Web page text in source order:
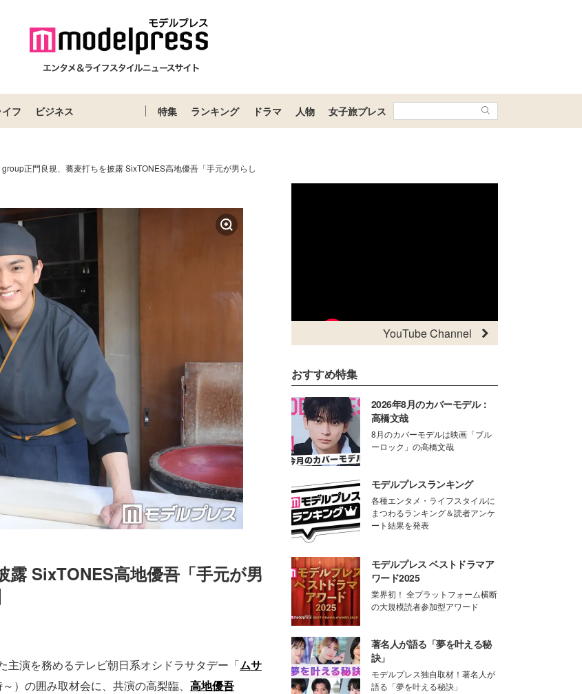
イフ ビジネス 特集 ランキング ドラマ 人物 女子旅プレス
group正門良規、蕎麦打ちを披露 SixTONES高地優吾「手元が男らし
SixTONES高地優吾「手元が男
主演を務めるテレビ朝日系オシドラサタデー「ムサ
）の囲み取材会に、共演の高梨臨、 高地優吾
YouTube Channel
おすすめ特集
2026年8月のカバーモデル：
高橋文哉
8月のカバーモデルは映画「ブル
ーロック」の高橋文哉
モデルプレスランキング
各種エンタメ・ライフスタイルに
まつわるランキング＆読者アンケ
ート結果を発表
モデルプレス ベストドラマア
ワード2025
業界初！ 全プラットフォーム横断
の大規模読者参加型アワード
著名人が語る「夢を叶える秘
訣」
モデルプレス独自取材！著名人が
語る「夢を叶える秘訣」